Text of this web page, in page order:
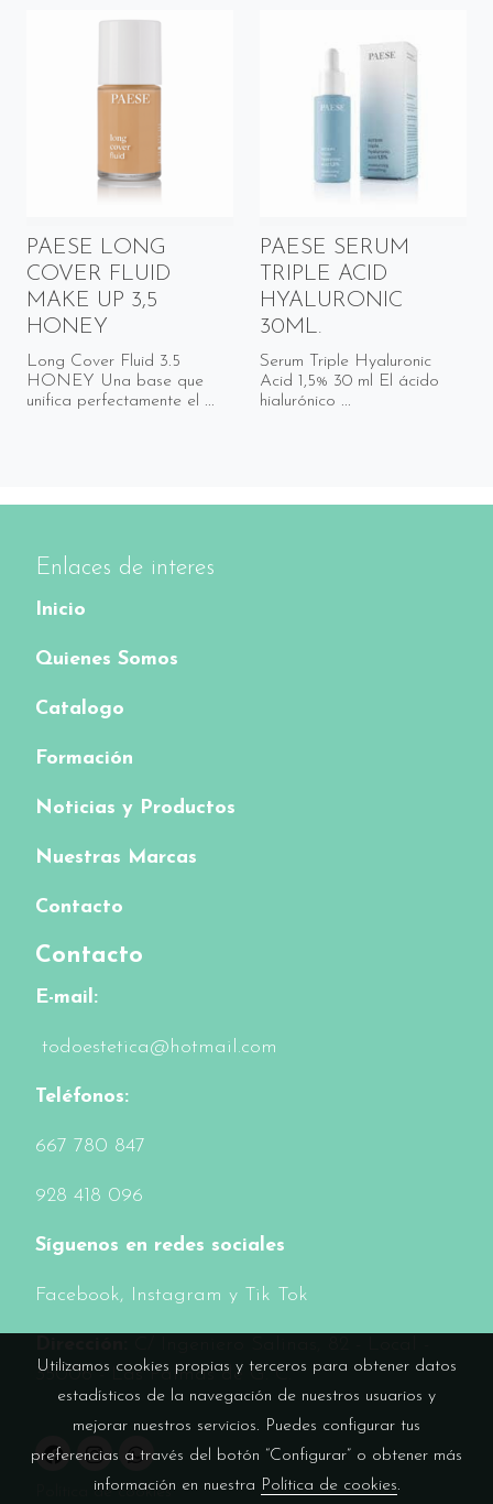
PAESE LONG
COVER FLUID
MAKE UP 3,5
HONEY
Long Cover Fluid 3.5
HONEY Una base que
unifica perfectamente el ...
PAESE SERUM
TRIPLE ACID
HYALURONIC
30ML.
Serum Triple Hyaluronic
Acid 1,5% 30 ml El ácido
hialurónico ...
Enlaces de interes
Inicio
Quienes Somos
Catalogo
Formación
Noticias y Productos
Nuestras Marcas
Contacto
Contacto
E-mail:
todoestetica@hotmail.com
Teléfonos:
667 780 847
928 418 096
Síguenos en redes sociales
Facebook, Instagram y Tik Tok
35006 - Las Palmas de G. C.
Política de cookies
Utilizamos cookies propias y terceros para obtener datos
estadísticos de la navegación de nuestros usuarios y
mejorar nuestros servicios. Puedes configurar tus
preferencias a través del botón “Configurar” o obtener más
información en nuestra Política de cookies.